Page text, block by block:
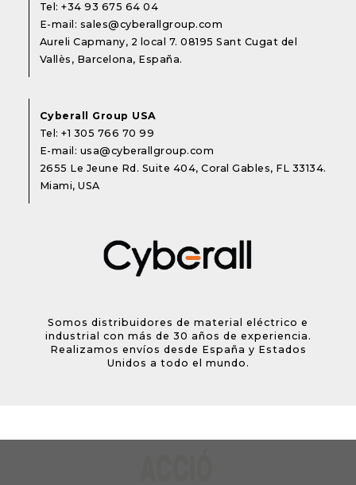
Tel:+34 93 675 64 04
E-mail: sales@cyberallgroup.com
Aureli Capmany, 2 local 7. 08195 Sant Cugat del
Vallès, Barcelona, España.
Cyberall Group USA
Tel:+1 305 766 70 99
E-mail: usa@cyberallgroup.com
2655 Le Jeune Rd. Suite 404, Coral Gables, FL 33134.
Miami, USA
Somos distribuidores de material eléctrico e
industrial con más de 30 años de experiencia.
Realizamos envíos desde España y Estados
Unidos a todo el mundo.